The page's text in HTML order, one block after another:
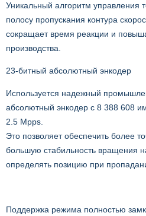
Уникальный алгоритм управления
полосу пропускания контура
сокращает время реакции и
производства.
23-битный абсолютный энкодер
Используется надежный
абсолютный энкодер с 8 388 608
2.5 Mpps.
Это позволяет обеспечить более
большую стабильность вращения
определять позицию при
Поддержка режима полноcтью